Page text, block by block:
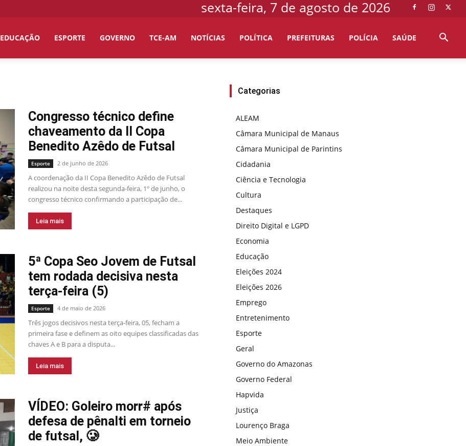
sexta-feira, 7 de agosto de 2026
EDUCAÇÃO ESPORTE GOVERNO TCE-AM NOTÍCIAS POLÍTICA PREFEITURAS POLÍCIA SAÚDE
Congresso técnico define
chaveamento da II Copa
Benedito Azêdo de Futsal
Esporte 2 de junho de 2026
A coordenação da II Copa Benedito Azêdo de Futsal
realizou na noite desta segunda-feira, 1º de junho, o
congresso técnico confirmando a participação de...
Leia mais
5ª Copa Seo Jovem de Futsal
tem rodada decisiva nesta
terça-feira (5)
Esporte 4 de maio de 2026
Três jogos decisivos nesta terça-feira, 05, fecham a
primeira fase e definem as oito equipes classificadas das
chaves A e B para a disputa...
Leia mais
VÍDEO: Goleiro morr# após
defesa de pênalti em torneio
de futsal, 🥲
Categorias
ALEAM
Câmara Municipal de Manaus
Câmara Municipal de Parintins
Cidadania
Ciência e Tecnologia
Cultura
Destaques
Direito Digital e LGPD
Economia
Educação
Eleições 2024
Eleições 2026
Emprego
Entretenimento
Esporte
Geral
Governo do Amazonas
Governo Federal
Hapvida
Justiça
Lourenço Braga
Meio Ambiente